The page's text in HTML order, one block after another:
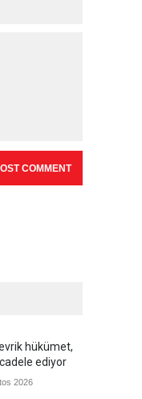
hükümet,
ediyor
2026